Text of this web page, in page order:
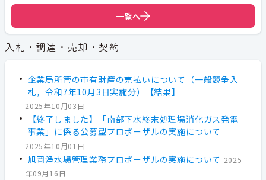
一覧へ
入札・調達・売却・契約
企業局所管の市有財産の売払いについて（一般競争入
札，令和7年10月3日実施分）【結果】
2025年10月03日
【終了しました】「南部下水終末処理場消化ガス発電
事業」に係る公募型プロポーザルの実施について
2025年10月01日
旭岡浄水場管理業務プロポーザルの実施について 2025
年09月16日